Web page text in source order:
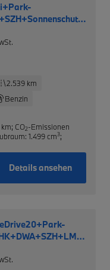
€
2.539 km
Benzin
; CO2-Emissionen
1.499 cm3;
Details ansehen
€